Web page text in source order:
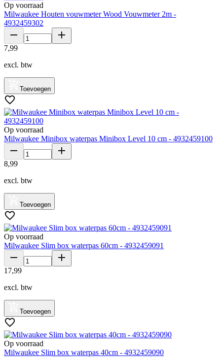
Op voorraad
Milwaukee Houten vouwmeter Wood Vouwmeter 2m -
4932459302
7,99
excl. btw
Toevoegen
Op voorraad
Milwaukee Minibox waterpas Minibox Level 10 cm - 4932459100
8,99
excl. btw
Toevoegen
Op voorraad
Milwaukee Slim box waterpas 60cm - 4932459091
17,99
excl. btw
Toevoegen
Op voorraad
Milwaukee Slim box waterpas 40cm - 4932459090